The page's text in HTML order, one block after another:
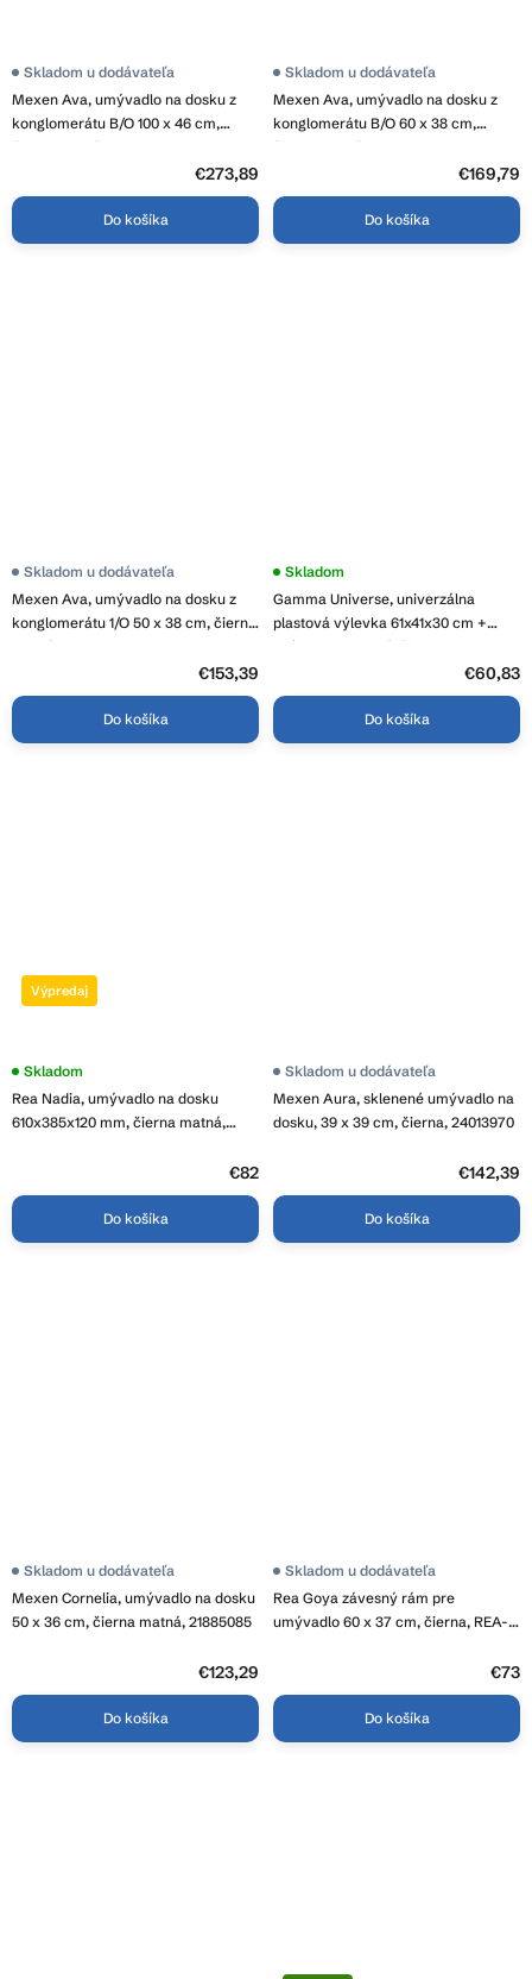
Mexen Ava, umývadlo na dosku z
konglomerátu B/O 100 x 46 cm,
čierna matná, 23011070
Skladom u dodávateľa
€273,89
Do košíka
Mexen Ava, umývadlo na dosku z
konglomerátu B/O 60 x 38 cm,
čierna matná, 23016070
Skladom u dodávateľa
€169,79
Do košíka
Mexen Ava, umývadlo na dosku z
konglomerátu 1/O 50 x 38 cm, čierna
matná, 23015071
Skladom u dodávateľa
€153,39
Do košíka
Gamma Universe, univerzálna
plastová výlevka 61x41x30 cm +
sifón, 1-komorová, čierna, GMA-
Skladom
€60,83
Do košíka
Výpredaj
Rea Nadia, umývadlo na dosku
610x385x120 mm, čierna matná,
Priemerné
produktu
je
Skladom
€82
Do košíka
Mexen Aura, sklenené umývadlo na
dosku, 39 x 39 cm, čierna, 24013970
Skladom u dodávateľa
€142,39
Do košíka
Mexen Cornelia, umývadlo na dosku
50 x 36 cm, čierna matná, 21885085
Skladom u dodávateľa
€123,29
Do košíka
Rea Goya závesný rám pre
umývadlo 60 x 37 cm, čierna, REA-
Priemerné
produktu
je
Skladom u dodávateľa
€73
Do košíka